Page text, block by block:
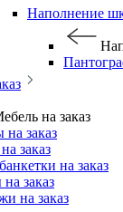
Наполнение
на заказ
заказ
заказ
на заказ
заказ
на заказ